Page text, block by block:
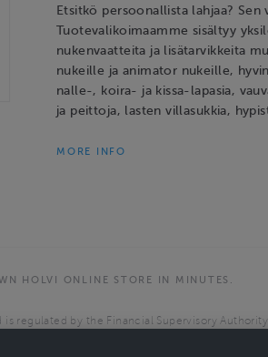
Etsitkö persoonallista lahjaa? Sen
Tuotevalikoimaamme sisältyy
nukenvaatteita ja lisätarvikkeita
nukeille ja animator nukeille,
nalle-, koira- ja kissa-lapasia,
ja peittoja, lasten villasukkia,
MORE INFO
HOLVI ONLINE STORE IN MINUTES.
is regulated by the Financial Supervisory